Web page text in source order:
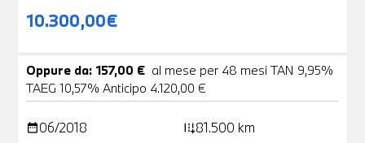
10.300,00€
Oppure da: 157,00 € al mese per 48 mesi TAN 9,95%
TAEG 10,57% Anticipo 4.120,00 €
date_range06/2018 add_road81.500 km